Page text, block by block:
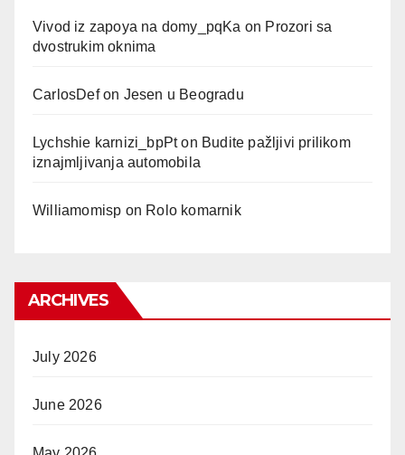
Vivod iz zapoya na domy_pqKa on Prozori sa
dvostrukim oknima
CarlosDefon Jesen u Beogradu
Lychshie karnizi_bpPton Budite pažljivi prilikom
iznajmljivanja automobila
Williamomisp on Rolo komarnik
ARCHIVES
July 2026
June 2026